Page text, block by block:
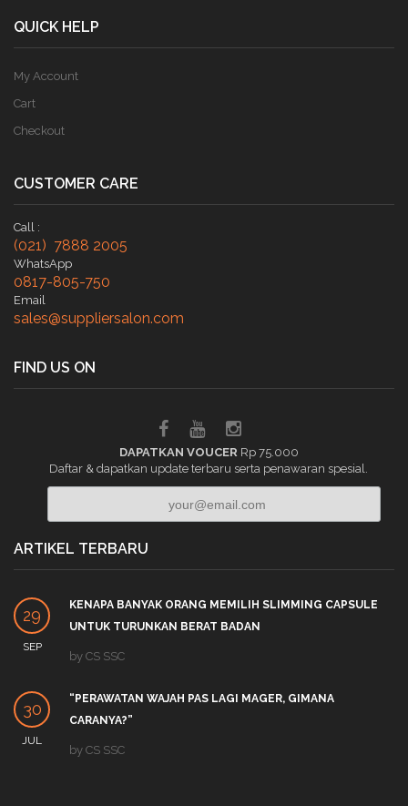
QUICK HELP
My Account
Cart
Checkout
CUSTOMER CARE
Call :
(021) 7888 2005
WhatsApp
0817-805-750
Email
sales@suppliersalon.com
FIND US ON
DAPATKAN VOUCER Rp 75.000
Daftar & dapatkan update terbaru serta penawaran spesial.
ARTIKEL TERBARU
29
SEP
KENAPA BANYAK ORANG MEMILIH SLIMMING CAPSULE
UNTUK TURUNKAN BERAT BADAN
by CS SSC
30
JUL
“PERAWATAN WAJAH PAS LAGI MAGER, GIMANA
CARANYA?”
by CS SSC